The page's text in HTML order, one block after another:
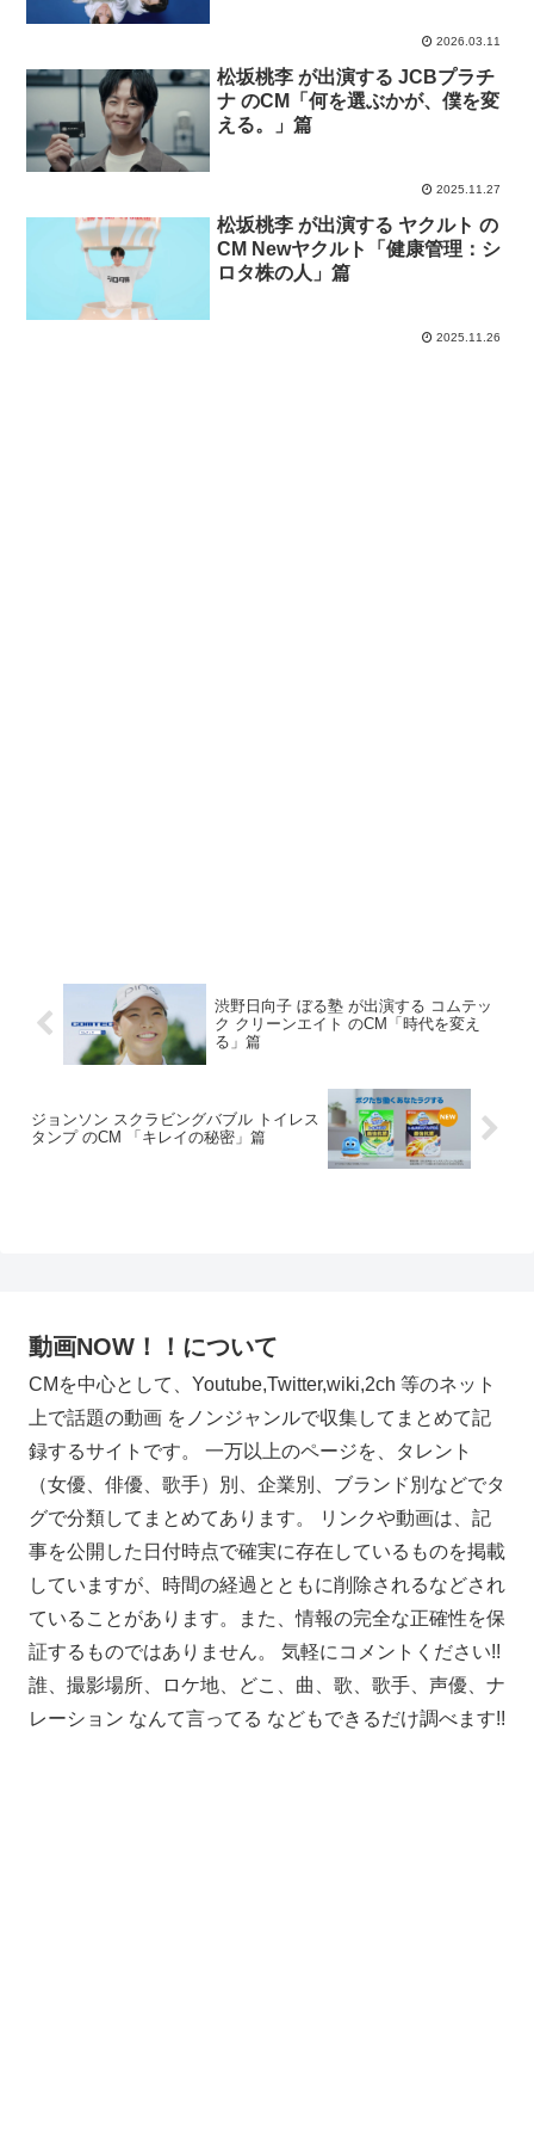
2026.03.11
松坂桃李 が出演する JCBプラチ
ナ のCM「何を選ぶかが、僕を変
える。」篇
2025.11.27
松坂桃李 が出演する ヤクルト の
CM Newヤクルト「健康管理：シ
ロタ株の人」篇
2025.11.26
渋野日向子 ぼる塾 が出演する コムテッ
ク クリーンエイト のCM「時代を変え
る」篇
ジョンソン スクラビングバブル トイレス
タンプ のCM 「キレイの秘密」篇
動画NOW！！について
CMを中心として、Youtube,Twitter,wiki,2ch 等のネット
上で話題の動画 をノンジャンルで収集してまとめて記
録するサイトです。 一万以上のページを、タレント
（女優、俳優、歌手）別、企業別、ブランド別などでタ
グで分類してまとめてあります。 リンクや動画は、記
事を公開した日付時点で確実に存在しているものを掲載
していますが、時間の経過とともに削除されるなどされ
ていることがあります。また、情報の完全な正確性を保
証するものではありません。 気軽にコメントください!!
誰、撮影場所、ロケ地、どこ、曲、歌、歌手、声優、ナ
レーション なんて言ってる などもできるだけ調べます!!